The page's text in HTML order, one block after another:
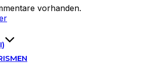
vorhanden.